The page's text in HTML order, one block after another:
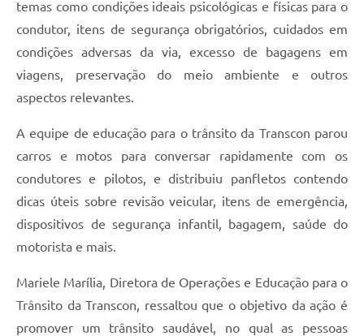
temas como condições ideais psicológicas e físicas para o
condutor, itens de segurança obrigatórios, cuidados em
condições adversas da via, excesso de bagagens em
viagens, preservação do meio ambiente e outros
aspectos relevantes.
A equipe de educação para o trânsito da Transcon parou
carros e motos para conversar rapidamente com os
condutores e pilotos, e distribuiu panfletos contendo
dicas úteis sobre revisão veicular, itens de emergência,
dispositivos de segurança infantil, bagagem, saúde do
motorista e mais.
Mariele Marília, Diretora de Operações e Educação para o
Trânsito da Transcon, ressaltou que o objetivo da ação é
promover um trânsito saudável, no qual as pessoas